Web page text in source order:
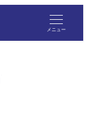
メニュー